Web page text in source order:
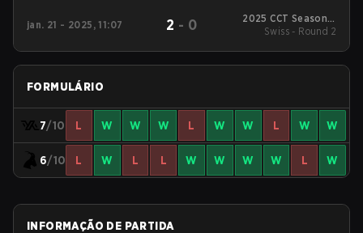
jan. 21 - 2025, 11:07 2 - 0
2025 CCT Season 2
North American
Swiss - Round 2
FORMULÁRIO
7/10 L W W W L W W L W W
6/10 L W L L W W W W L W
INFORMAÇÃO DE PARTIDA